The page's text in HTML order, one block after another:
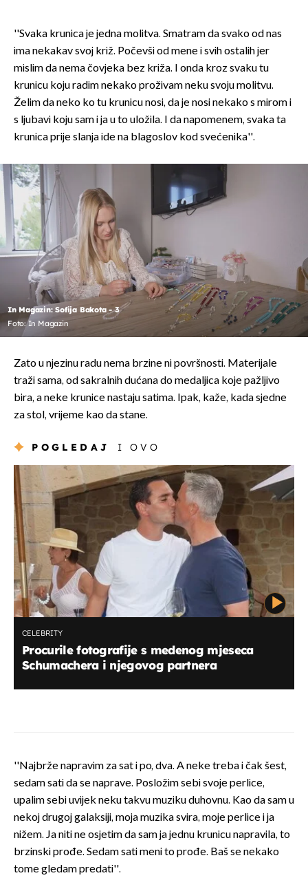
''Svaka krunica je jedna molitva. Smatram da svako od nas
ima nekakav svoj križ. Počevši od mene i svih ostalih jer
mislim da nema čovjeka bez križa. I onda kroz svaku tu
krunicu koju radim nekako proživam neku svoju molitvu.
Želim da neko ko tu krunicu nosi, da je nosi nekako s mirom i
s ljubavi koju sam i ja u to uložila. I da napomenem, svaka ta
krunica prije slanja ide na blagoslov kod svećenika''.
In Magazin: Sofija Bakota - 3
Foto: In Magazin
Zato u njezinu radu nema brzine ni površnosti. Materijale
traži sama, od sakralnih dućana do medaljica koje pažljivo
bira, a neke krunice nastaju satima. Ipak, kaže, kada sjedne
za stol, vrijeme kao da stane.
POGLEDAJ I OVO
CELEBRITY
Procurile fotografije s medenog mjeseca
Schumachera i njegovog partnera
''Najbrže napravim za sat i po, dva. A neke treba i čak šest,
sedam sati da se naprave. Posložim sebi svoje perlice,
upalim sebi uvijek neku takvu muziku duhovnu. Kao da sam u
nekoj drugoj galaksiji, moja muzika svira, moje perlice i ja
nižem. Ja niti ne osjetim da sam ja jednu krunicu napravila, to
brzinski prođe. Sedam sati meni to prođe. Baš se nekako
tome gledam predati''.